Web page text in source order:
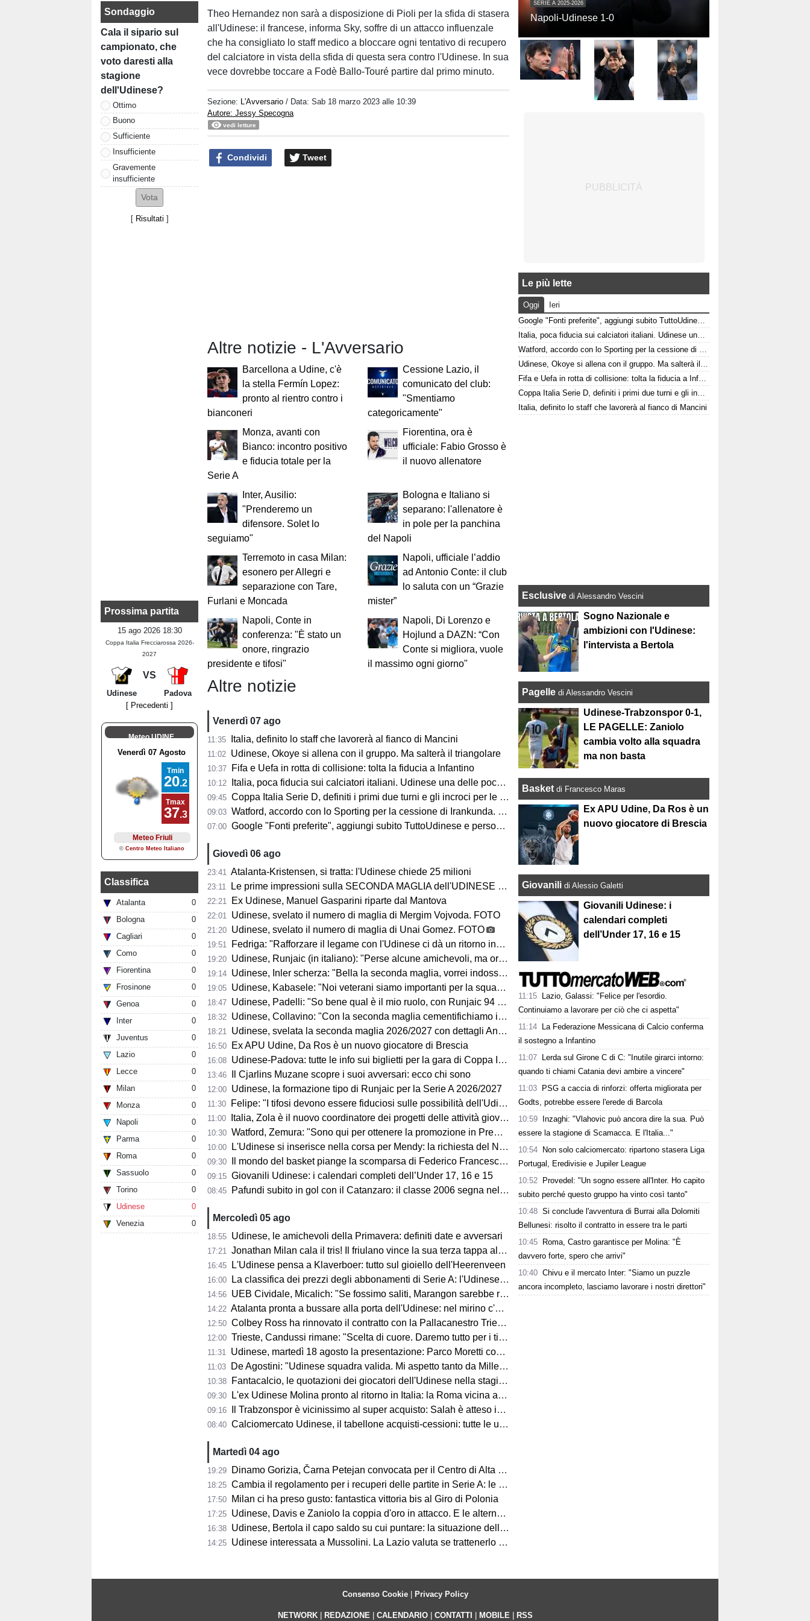
Sondaggio
Cala il sipario sul
campionato, che
voto daresti alla
stagione
dell'Udinese?
Ottimo
Buono
Sufficiente
Insufficiente
Gravemente
insufficiente
[ Risultati ]
Prossima partita
15 ago 2026 18:30
Coppa Italia Frecciarossa 2026-
2027
VS
Udinese
Padova
[ Precedenti ]
Meteo UDINE
Classifica
Atalanta
0
Bologna
0
Cagliari
0
Como
0
Fiorentina
0
Frosinone
0
Genoa
0
Inter
0
Juventus
0
Lazio
0
Lecce
0
Milan
0
Monza
0
Napoli
0
Parma
0
Roma
0
Sassuolo
0
Torino
0
Udinese
0
Venezia
0
Theo Hernandez non sarà a disposizione di Pioli per la sfida di stasera
all'Udinese: il francese, informa Sky, soffre di un attacco influenzale
che ha consigliato lo staff medico a bloccare ogni tentativo di recupero
del calciatore in vista della sfida di questa sera contro l'Udinese. In sua
vece dovrebbe toccare a Fodè Ballo-Touré partire dal primo minuto.
Sezione: L'Avversario / Data:Sab 18 marzo 2023 alle 10:39
Autore: Jessy Specogna
vedi letture
Condividi Tweet
Altre notizie - L'Avversario
Barcellona a Udine, c'è
la stella Fermín Lopez:
pronto al rientro contro i
bianconeri
Cessione Lazio, il
comunicato del club:
"Smentiamo
categoricamente"
Monza, avanti con
Bianco: incontro positivo
e fiducia totale per la
Serie A
Fiorentina, ora è
ufficiale: Fabio Grosso è
il nuovo allenatore
Inter, Ausilio:
"Prenderemo un
difensore. Solet lo
seguiamo"
Bologna e Italiano si
separano: l'allenatore è
in pole per la panchina
del Napoli
Terremoto in casa Milan:
esonero per Allegri e
separazione con Tare,
Furlani e Moncada
Napoli, ufficiale l’addio
ad Antonio Conte: il club
lo saluta con un “Grazie
mister”
Napoli, Conte in
conferenza: "È stato un
onore, ringrazio
presidente e tifosi"
Napoli, Di Lorenzo e
Hojlund a DAZN: “Con
Conte si migliora, vuole
il massimo ogni giorno"
Altre notizie
Venerdì 07 ago
11:35 Italia, definito lo staff che lavorerà al fianco di Mancini
11:02 Udinese, Okoye si allena con il gruppo. Ma salterà il triangolare
10:37 Fifa e Uefa in rotta di collisione: tolta la fiducia a Infantino
10:12 Italia, poca fiducia sui calciatori italiani. Udinese una delle poche eccezioni
09:45 Coppa Italia Serie D, definiti i primi due turni e gli incroci per le friulane
09:03 Watford, accordo con lo Sporting per la cessione di Irankunda. Le cifre
07:00 Google "Fonti preferite", aggiungi subito TuttoUdinese e personalizza le tue notizie
Giovedì 06 ago
23:41 Atalanta-Kristensen, si tratta: l'Udinese chiede 25 milioni
23:11 Le prime impressioni sulla SECONDA MAGLIA dell'UDINESE 2026/2027
22:21 Ex Udinese, Manuel Gasparini riparte dal Mantova
22:01 Udinese, svelato il numero di maglia di Mergim Vojvoda. FOTO
21:20 Udinese, svelato il numero di maglia di Unai Gomez. FOTO
19:51 Fedriga: "Rafforzare il legame con l'Udinese ci dà un ritorno incredibile"
19:20 Udinese, Runjaic (in italiano): "Perse alcune amichevoli, ma ora arrivano le gare che conta vincere"
19:14 Udinese, Inler scherza: "Bella la seconda maglia, vorrei indossarla"
19:05 Udinese, Kabasele: "Noi veterani siamo importanti per la squadra"
18:47 Udinese, Padelli: "So bene qual è il mio ruolo, con Runjaic 94 punti in due anni"
18:32 Udinese, Collavino: "Con la seconda maglia cementifichiamo il legame con il territorio"
18:21 Udinese, svelata la seconda maglia 2026/2027 con dettagli Anni '90. FOTO
16:50 Ex APU Udine, Da Ros è un nuovo giocatore di Brescia
16:08 Udinese-Padova: tutte le info sui biglietti per la gara di Coppa Italia
13:46 Il Cjarlins Muzane scopre i suoi avversari: ecco chi sono
12:00 Udinese, la formazione tipo di Runjaic per la Serie A 2026/2027
11:30 Felipe: "I tifosi devono essere fiduciosi sulle possibilità dell'Udinese, Runjaic ha la squadra in mano"
11:00 Italia, Zola è il nuovo coordinatore dei progetti delle attività giovanili
10:30 Watford, Zemura: "Sono qui per ottenere la promozione in Premier League"
10:00 L'Udinese si inserisce nella corsa per Mendy: la richiesta del Nizza per il difensore
09:30 Il mondo del basket piange la scomparsa di Federico Franceschin: il cordoglio della Pallacanestro Trieste
09:15 Giovanili Udinese: i calendari completi dell’Under 17, 16 e 15
08:45 Pafundi subito in gol con il Catanzaro: il classe 2006 segna nell'amichevole contro il Giugliano
Mercoledì 05 ago
18:55 Udinese, le amichevoli della Primavera: definiti date e avversari
17:21 Jonathan Milan cala il tris! Il friulano vince la sua terza tappa al Tour de Pologne
16:45 L'Udinese pensa a Klaverboer: tutto sul gioiello dell'Heerenveen
16:00 La classifica dei prezzi degli abbonamenti di Serie A: l'Udinese vanta un primato
14:56 UEB Cividale, Micalich: "Se fossimo saliti, Marangon sarebbe rimasto e avrei fatto giocare gli italiani"
14:22 Atalanta pronta a bussare alla porta dell'Udinese: nel mirino c'è Kristensen
12:50 Colbey Ross ha rinnovato il contratto con la Pallacanestro Trieste
12:00 Trieste, Candussi rimane: "Scelta di cuore. Daremo tutto per i tifosi"
11:31 Udinese, martedì 18 agosto la presentazione: Parco Moretti come location
11:03 De Agostini: "Udinese squadra valida. Mi aspetto tanto da Miller e Ekkelenkamp "
10:38 Fantacalcio, le quotazioni dei giocatori dell'Udinese nella stagione 2026/27
09:30 L'ex Udinese Molina pronto al ritorno in Italia: la Roma vicina all'acquisto
09:16 Il Trabzonspor è vicinissimo al super acquisto: Salah è atteso in Turchia
08:40 Calciomercato Udinese, il tabellone acquisti-cessioni: tutte le ufficialità
Martedì 04 ago
19:29 Dinamo Gorizia, Čarna Petejan convocata per il Centro di Alta Specializzazione del Comitato Regionale Fvg
18:25 Cambia il regolamento per i recuperi delle partite in Serie A: le novità
17:50 Milan ci ha preso gusto: fantastica vittoria bis al Giro di Polonia
17:25 Udinese, Davis e Zaniolo la coppia d'oro in attacco. E le alternative?
16:38 Udinese, Bertola il capo saldo su cui puntare: la situazione della difesa
14:25 Udinese interessata a Mussolini. La Lazio valuta se trattenerlo o cederlo
SERIE A 2025-2026
Napoli-Udinese 1-0
Le più lette
Oggi
Ieri
Google "Fonti preferite", aggiungi subito TuttoUdinese e personalizza le tue notizie
Italia, poca fiducia sui calciatori italiani. Udinese una delle poche eccezioni
Watford, accordo con lo Sporting per la cessione di Irankunda. Le cifre
Udinese, Okoye si allena con il gruppo. Ma salterà il triangolare
Fifa e Uefa in rotta di collisione: tolta la fiducia a Infantino
Coppa Italia Serie D, definiti i primi due turni e gli incroci per le friulane
Italia, definito lo staff che lavorerà al fianco di Mancini
Esclusive di Alessandro Vescini
Sogno Nazionale e
ambizioni con l'Udinese:
l'intervista a Bertola
Pagelle di Alessandro Vescini
Udinese-Trabzonspor 0-1,
LE PAGELLE: Zaniolo
cambia volto alla squadra
ma non basta
Basket di Francesco Maras
Ex APU Udine, Da Ros è un
nuovo giocatore di Brescia
Giovanili di Alessio Galetti
Giovanili Udinese: i
calendari completi
dell’Under 17, 16 e 15
11:15
Lazio, Galassi: "Felice per l'esordio.
Continuiamo a lavorare per ciò che ci aspetta"
11:14
La Federazione Messicana di Calcio conferma
il sostegno a Infantino
11:07
Lerda sul Girone C di C: "Inutile girarci intorno:
quando ti chiami Catania devi ambire a vincere"
11:03
PSG a caccia di rinforzi: offerta migliorata per
Godts, potrebbe essere l'erede di Barcola
10:59
Inzaghi: "Vlahovic può ancora dire la sua. Può
essere la stagione di Scamacca. E l'Italia..."
10:54
Non solo calciomercato: ripartono stasera Liga
Portugal, Eredivisie e Jupiler League
10:52
Provedel: "Un sogno essere all'Inter. Ho capito
subito perché questo gruppo ha vinto così tanto"
10:48 Si conclude l'avventura di Burrai alla Dolomiti
Bellunesi: risolto il contratto in essere tra le parti
10:45
Roma, Castro garantisce per Molina: "È
davvero forte, spero che arrivi"
10:40 Chivu e il mercato Inter: "Siamo un puzzle
ancora incompleto, lasciamo lavorare i nostri direttori"
Consenso Cookie| Privacy Policy
NETWORK| REDAZIONE| CALENDARIO| CONTATTI MOBILE| RSS